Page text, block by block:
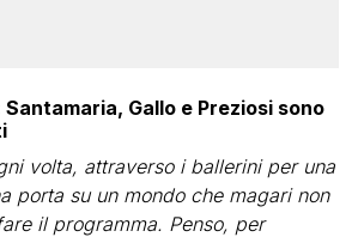
Gallo e Preziosi sono
volta, attraverso i ballerini per una
porta su un mondo che magari non
il programma. Penso, per